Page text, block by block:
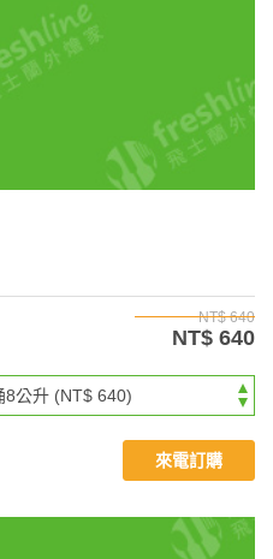
NT$ 640
NT$ 640
來電訂購